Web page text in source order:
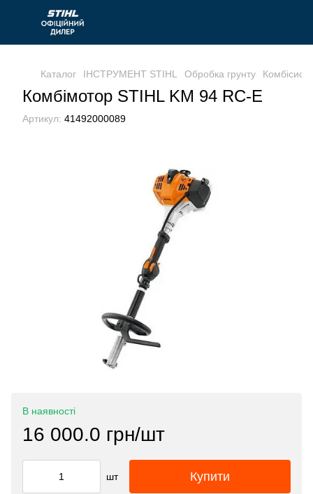
Каталог ІНСТРУМЕНТ STIHL Обробка грунту
Комбімотор STIHL KM 94 RC-E
Артикул: 41492000089
В наявності
16 000.0 грн/шт
шт Купити